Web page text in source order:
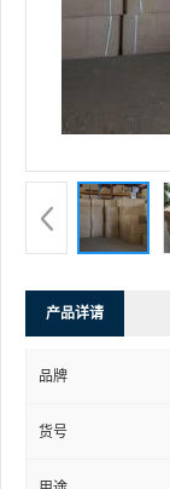
产品详请
品牌
货号